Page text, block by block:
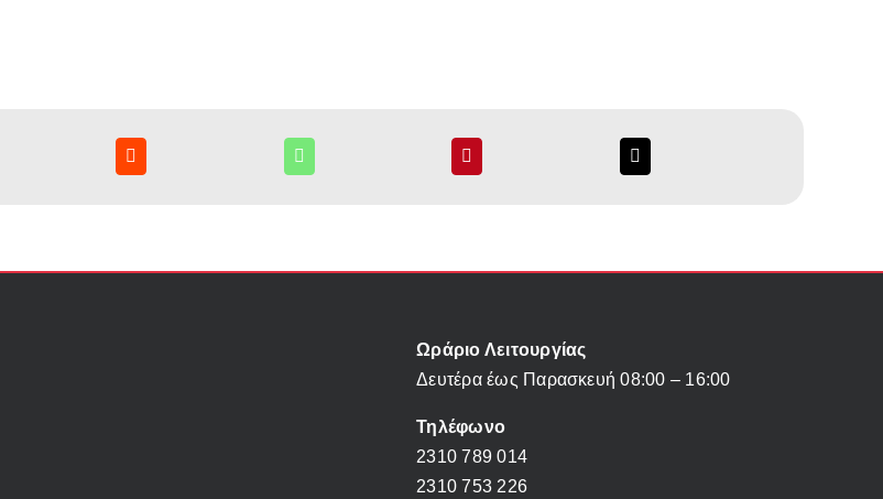
Ωράριο Λειτουργίας
Δευτέρα έως Παρασκευή 08:00 – 16:00
Τηλέφωνο
2310 789 014
2310 753 226